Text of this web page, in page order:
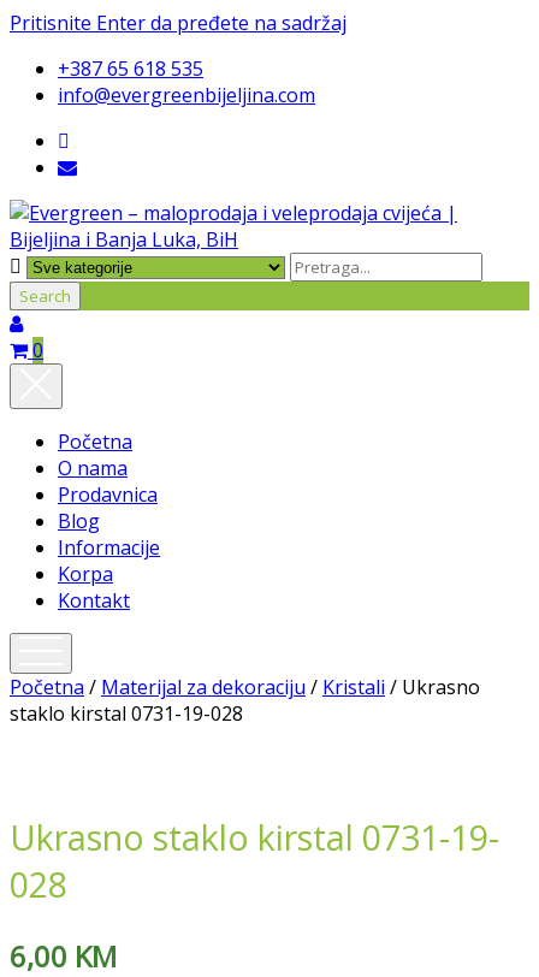
Pritisnite Enter da pređete na sadržaj
+387 65 618 535
info@evergreenbijeljina.com
Search
0
Početna
O nama
Prodavnica
Blog
Informacije
Korpa
Kontakt
menu
Početna / Materijal za dekoraciju / Kristali / Ukrasno
staklo kirstal 0731-19-028
Ukrasno staklo kirstal 0731-19-
028
6,00 KM